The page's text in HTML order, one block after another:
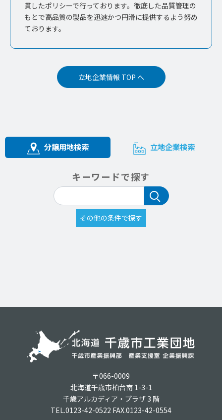
貫したポリシーで行っております。徹底した品質管理の
もとで高品質の製品を迅速かつ円滑に提供するよう努め
ております。
立地企業情報 TOP へ
分譲用地検索 立地企業検索
キーワードで探す
〒066-0009
北海道千歳市柏台南 1-3-1
千歳アルカディア・プラザ 3 階
TEL.0123-42-0522 FAX.0123-42-0554